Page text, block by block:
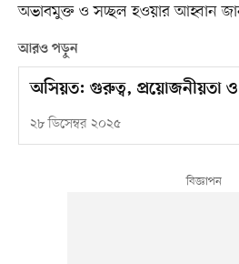
অভাবমুক্ত ও সচ্ছল হওয়ার আহ্বান
আরও পড়ুন
অসিয়ত: গুরুত্ব, প্রয়োজনীয়তা ও
২৮ ডিসেম্বর ২০২৫